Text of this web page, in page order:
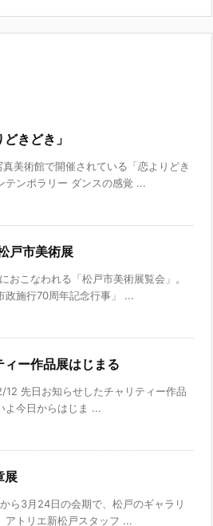
どきどき」
美術館で開催されている「恋よりどき
テンポラリー ダンスの感覚 ...
戸市美術展
おこなわれる「松戸市美術展覧会」。
政施行70周年記念行事」 ...
ィー作品展はじまる
12 先日お知らせしたチャリティー作品
よ今日からはじま ...
展
ら3月24日の会期で、松戸のギャラリ
アトリエ新松戸スタッフ ...